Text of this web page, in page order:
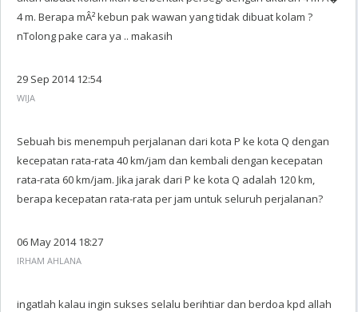
4 m. Berapa mÂ² kebun pak wawan yang tidak dibuat kolam ?
nTolong pake cara ya .. makasih
29 Sep 2014 12:54
WIJA
Sebuah bis menempuh perjalanan dari kota P ke kota Q dengan
kecepatan rata-rata 40 km/jam dan kembali dengan kecepatan
rata-rata 60 km/jam. Jika jarak dari P ke kota Q adalah 120 km,
berapa kecepatan rata-rata per jam untuk seluruh perjalanan?
06 May 2014 18:27
IRHAM AHLANA
ingatlah kalau ingin sukses selalu berihtiar dan berdoa kpd allah